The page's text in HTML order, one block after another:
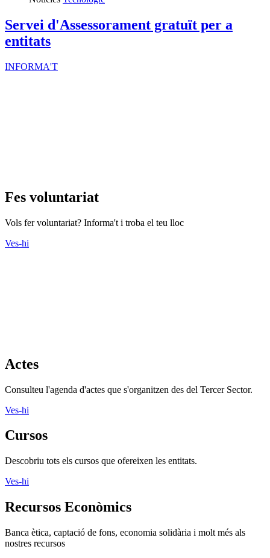
Servei d'Assessorament gratuït per a
entitats
INFORMA'T
Fes voluntariat
Vols fer voluntariat? Informa't i troba el teu lloc
Ves-hi
Actes
Consulteu l'agenda d'actes que s'organitzen des del Tercer Sector.
Ves-hi
Cursos
Descobriu tots els cursos que ofereixen les entitats.
Ves-hi
Recursos Econòmics
Banca ètica, captació de fons, economia solidària i molt més als
nostres recursos